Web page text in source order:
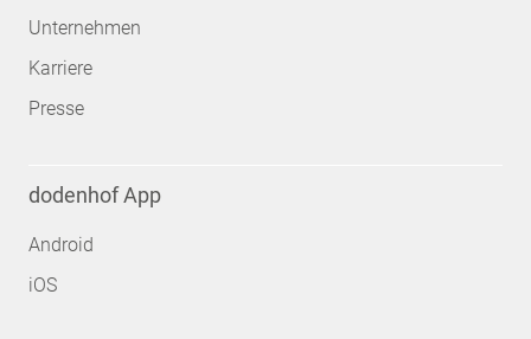
Unternehmen
Karriere
Presse
dodenhof App
Android
iOS